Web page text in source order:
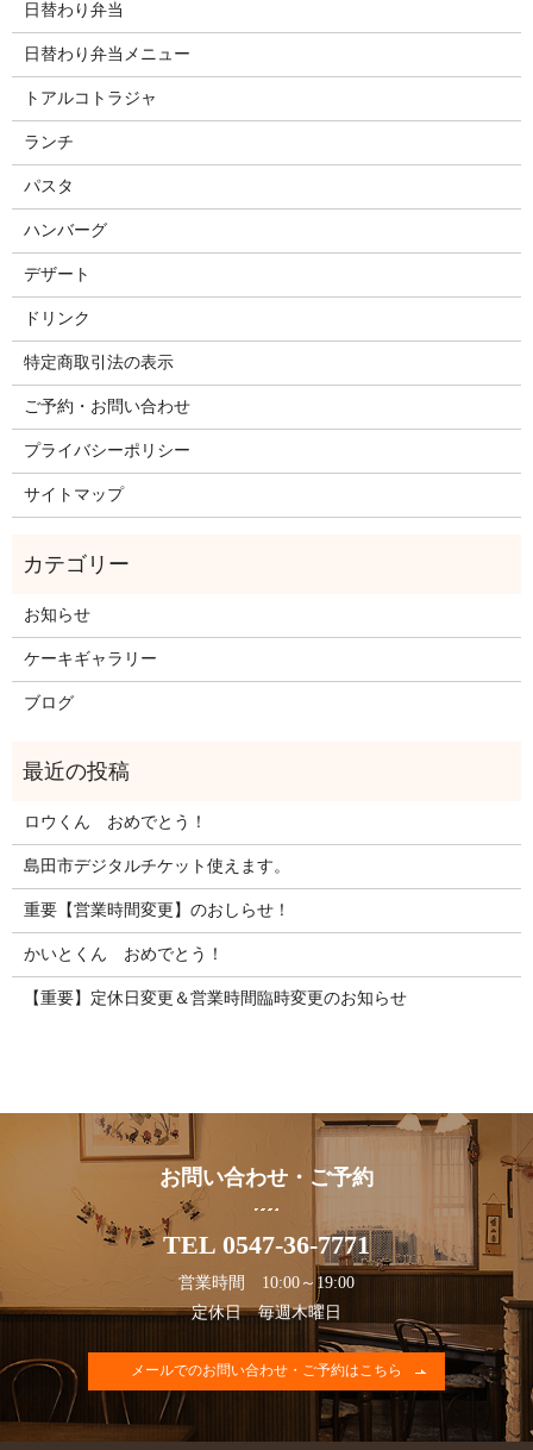
日替わり弁当
日替わり弁当メニュー
トアルコトラジャ
ランチ
パスタ
ハンバーグ
デザート
ドリンク
特定商取引法の表示
ご予約・お問い合わせ
プライバシーポリシー
サイトマップ
お知らせ
ケーキギャラリー
ブログ
ロウくん おめでとう！
島田市デジタルチケット使えます。
重要【営業時間変更】のおしらせ！
かいとくん おめでとう！
【重要】定休日変更＆営業時間臨時変更のお知らせ
お問い合わせ・ご予約
TEL 0547-36-7771
営業時間 10:00～19:00
定休日 毎週木曜日
メールでのお問い合わせ・ご予約はこちら